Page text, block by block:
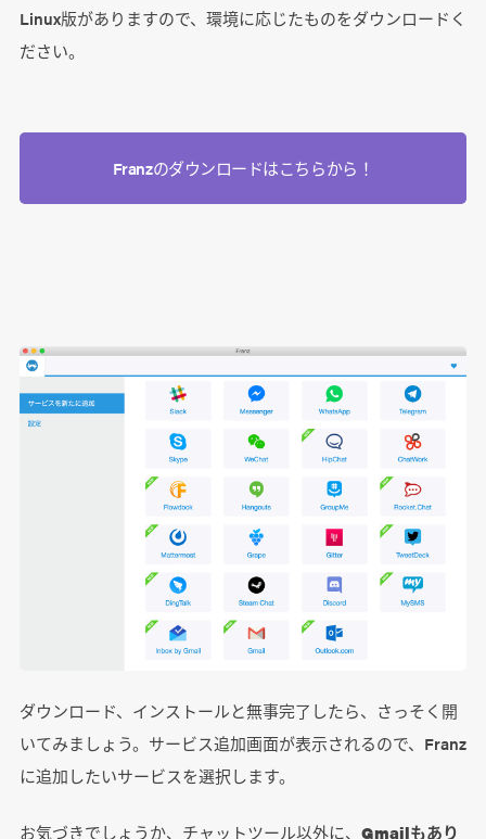
Linux版がありますので、環境に応じたものをダウンロードく
ださい。
Franzのダウンロードはこちらから！
ダウンロード、インストールと無事完了したら、さっそく開
いてみましょう。サービス追加画面が表示されるので、Franz
に追加したいサービスを選択します。
お気づきでしょうか、チャットツール以外に、 Gmailもあり